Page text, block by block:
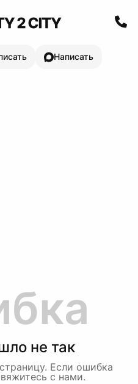
Написать
не так
Если ошибка
с нами.